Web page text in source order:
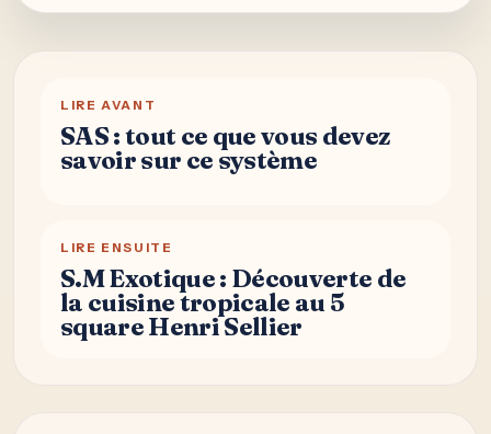
LIRE AVANT
SAS : tout ce que vous devez
savoir sur ce système
LIRE ENSUITE
S.M Exotique : Découverte de
la cuisine tropicale au 5
square Henri Sellier